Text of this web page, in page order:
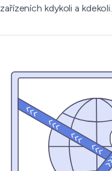
zařízeních kdykoli a kdekoli.